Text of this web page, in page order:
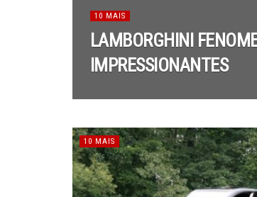
10 MAIS
LAMBORGHINI
IMPRESSIONANTES
10 MAIS